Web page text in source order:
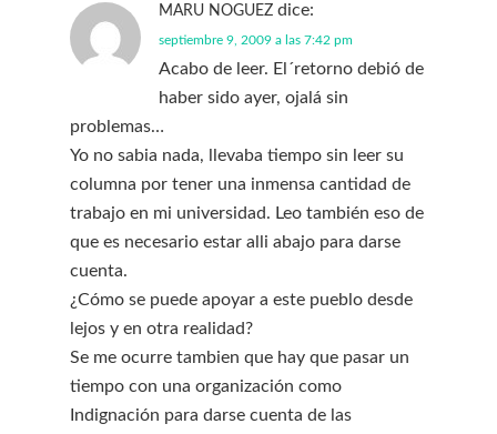
MARU NOGUEZ dice:
septiembre 9, 2009 a las 7:42 pm
Acabo de leer. El´retorno debió de
haber sido ayer, ojalá sin
problemas…
Yo no sabia nada, llevaba tiempo sin leer su
columna por tener una inmensa cantidad de
trabajo en mi universidad. Leo también eso de
que es necesario estar alli abajo para darse
cuenta.
¿Cómo se puede apoyar a este pueblo desde
lejos y en otra realidad?
Se me ocurre tambien que hay que pasar un
tiempo con una organización como
Indignación para darse cuenta de las